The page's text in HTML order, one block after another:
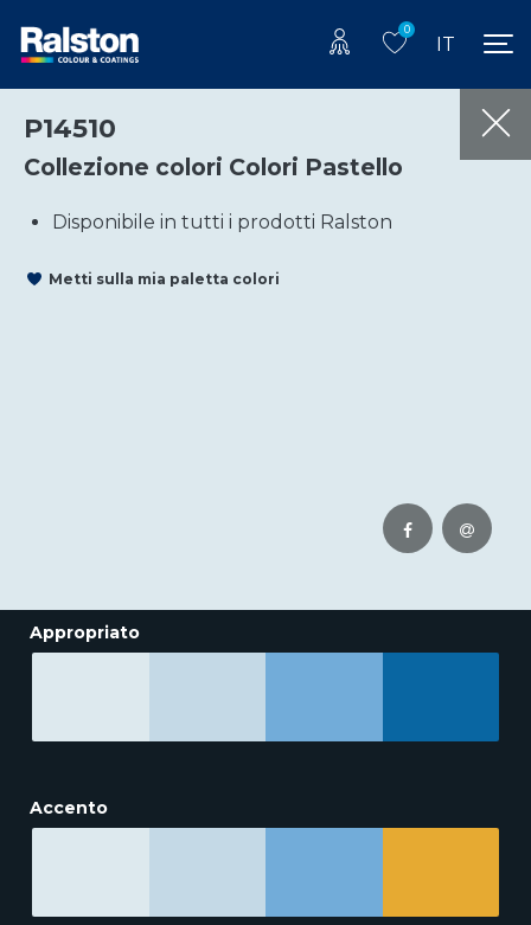
0
IT
P14510
Collezione colori Colori Pastello
Disponibile in tutti i prodotti Ralston
Metti sulla mia paletta colori
Appropriato
Accento